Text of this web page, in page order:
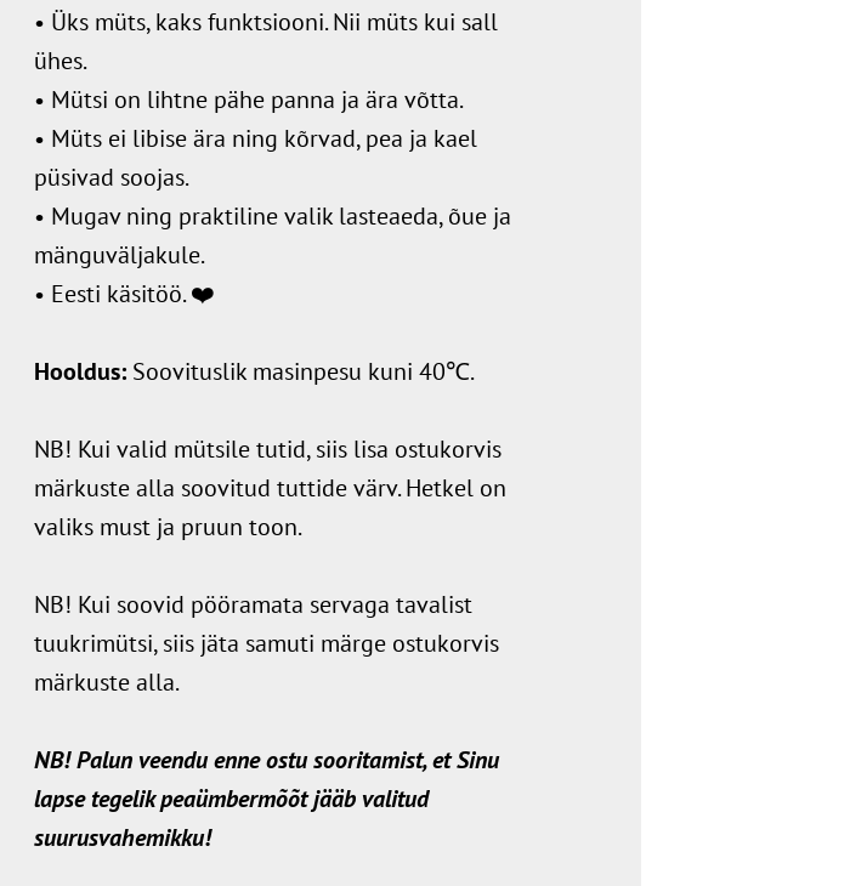
• Üks müts, kaks funktsiooni. Nii müts kui sall
ühes.
• Mütsi on lihtne pähe panna ja ära võtta.
• Müts ei libise ära ning kõrvad, pea ja kael
püsivad soojas.
• Mugav ning praktiline valik lasteaeda, õue ja
mänguväljakule.
• Eesti käsitöö. ❤️
Hooldus: Soovituslik masinpesu kuni 40℃.
NB! Kui valid mütsile tutid, siis lisa ostukorvis
märkuste alla soovitud tuttide värv. Hetkel on
valiks must ja pruun toon.
NB! Kui soovid pööramata servaga tavalist
tuukrimütsi, siis jäta samuti märge ostukorvis
märkuste alla.
NB! Palun veendu enne ostu sooritamist, et Sinu
lapse tegelik peaümbermõõt jääb valitud
suurusvahemikku!